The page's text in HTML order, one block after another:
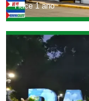
Hace 1 ano